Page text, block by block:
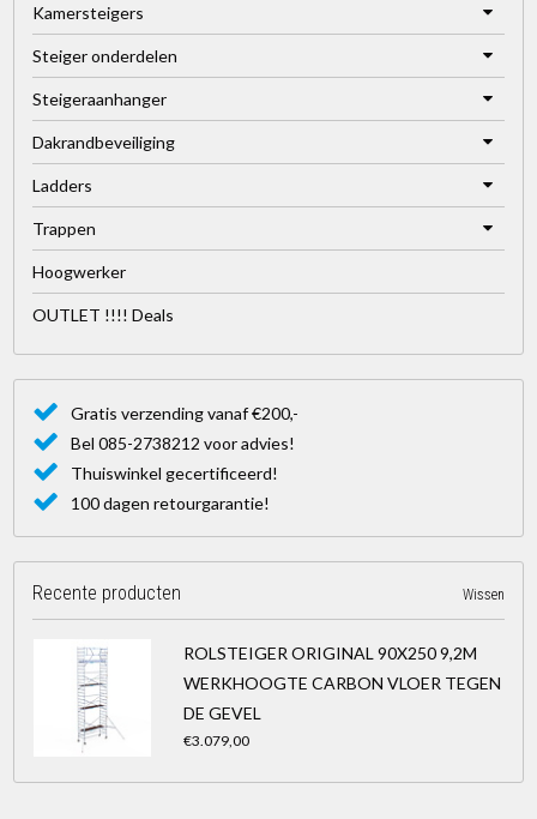
Kamersteigers
Steiger onderdelen
Steigeraanhanger
Dakrandbeveiliging
Ladders
Trappen
Hoogwerker
OUTLET !!!! Deals
Gratis verzending vanaf €200,-
Bel 085-2738212 voor advies!
Thuiswinkel gecertificeerd!
100 dagen retourgarantie!
Recente producten Wissen
ROLSTEIGER ORIGINAL 90X250 9,2M
WERKHOOGTE CARBON VLOER TEGEN
DE GEVEL
€3.079,00